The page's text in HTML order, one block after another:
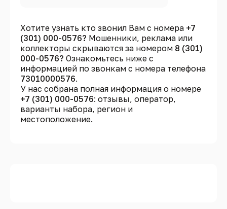
Хотите узнать кто звонил Вам с номера +7
(301) 000-0576? Мошенники, реклама или
коллекторы скрываются за номером 8 (301)
000-0576? Ознакомьтесь ниже с
информацией по звонкам с номера телефона
73010000576.
У нас собрана полная информация о номере
+7 (301) 000-0576: отзывы, оператор,
варианты набора, регион и
местоположение.